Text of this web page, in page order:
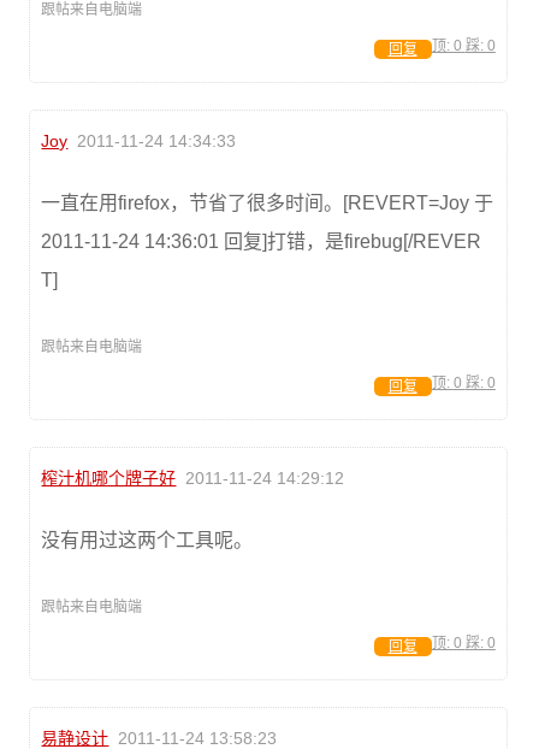
跟帖来自电脑端
顶: 0 踩: 0
回复
Joy 2011-11-24 14:34:33
一直在用firefox，节省了很多时间。[REVERT=Joy 于
2011-11-24 14:36:01 回复]打错，是firebug[/REVER
T]
跟帖来自电脑端
顶: 0 踩: 0
回复
榨汁机哪个牌子好 2011-11-24 14:29:12
没有用过这两个工具呢。
跟帖来自电脑端
顶: 0 踩: 0
回复
易静设计 2011-11-24 13:58:23